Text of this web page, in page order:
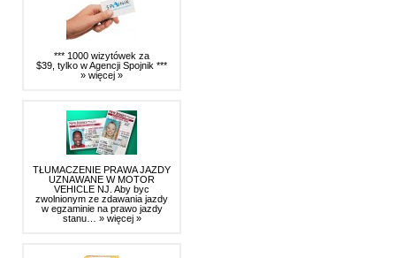
*** 1000 wizytówek za
$39, tylko w Agencji Spojnik ***
» więcej »
TŁUMACZENIE PRAWA JAZDY
UZNAWANE W MOTOR
VEHICLE NJ. Aby byc
zwolnionym ze zdawania jazdy
w egzaminie na prawo jazdy
stanu… » więcej »